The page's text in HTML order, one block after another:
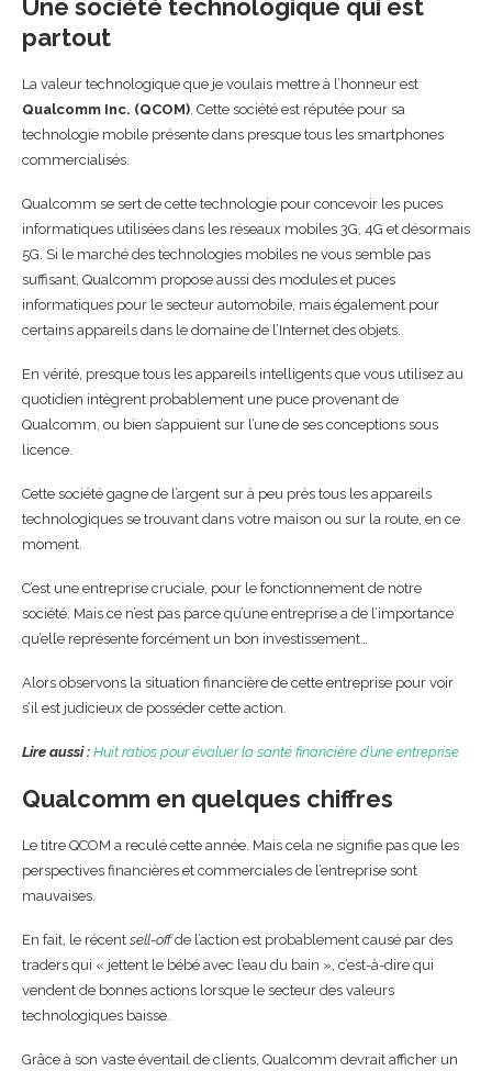
Une société technologique qui est
partout
La valeur technologique que je voulais mettre à l’honneur est
Qualcomm Inc. (QCOM) . Cette société est réputée pour sa
technologie mobile présente dans presque tous les smartphones
commercialisés.
Qualcomm se sert de cette technologie pour concevoir les puces
informatiques utilisées dans les réseaux mobiles 3G, 4G et désormais
5G. Si le marché des technologies mobiles ne vous semble pas
suffisant, Qualcomm propose aussi des modules et puces
informatiques pour le secteur automobile, mais également pour
certains appareils dans le domaine de l’Internet des objets.
En vérité, presque tous les appareils intelligents que vous utilisez au
quotidien intègrent probablement une puce provenant de
Qualcomm, ou bien s’appuient sur l’une de ses conceptions sous
licence.
Cette société gagne de l’argent sur à peu près tous les appareils
technologiques se trouvant dans votre maison ou sur la route, en ce
moment.
C’est une entreprise cruciale, pour le fonctionnement de notre
société. Mais ce n’est pas parce qu’une entreprise a de l’importance
qu’elle représente forcément un bon investissement…
Alors observons la situation financière de cette entreprise pour voir
s’il est judicieux de posséder cette action.
Lire aussi : Huit ratios pour évaluer la santé financière d’une entreprise
Qualcomm en quelques chiffres
Le titre QCOM a reculé cette année. Mais cela ne signifie pas que les
perspectives financières et commerciales de l’entreprise sont
mauvaises.
En fait, le récent sell-offde l’action est probablement causé par des
traders qui « jettent le bébé avec l’eau du bain », c’est-à-dire qui
vendent de bonnes actions lorsque le secteur des valeurs
technologiques baisse.
Grâce à son vaste éventail de clients, Qualcomm devrait afficher un